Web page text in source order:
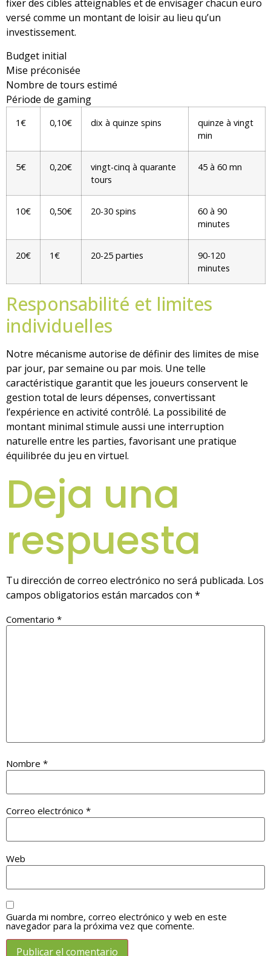
fixer des cibles atteignables et de envisager chacun euro
versé comme un montant de loisir au lieu qu’un
investissement.
Budget initial
Mise préconisée
Nombre de tours estimé
Période de gaming
1€ 0,10€ dix à quinze spins
quinze à vingt
min
5€ 0,20€
vingt-cinq à quarante
tours
45 à 60 mn
10€ 0,50€ 20-30 spins
60 à 90
minutes
20€ 1€ 20-25 parties
90-120
minutes
Responsabilité et limites
individuelles
Notre mécanisme autorise de définir des limites de mise
par jour, par semaine ou par mois. Une telle
caractéristique garantit que les joueurs conservent le
gestion total de leurs dépenses, convertissant
l’expérience en activité contrôlé. La possibilité de
montant minimal stimule aussi une interruption
naturelle entre les parties, favorisant une pratique
équilibrée du jeu en virtuel.
Deja una
respuesta
Tu dirección de correo electrónico no será publicada. Los
campos obligatorios están marcados con *
Comentario *
Nombre *
Correo electrónico *
Web
Guarda mi nombre, correo electrónico y web en este
navegador para la próxima vez que comente.